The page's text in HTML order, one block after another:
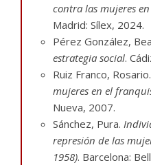
contra las mujeres
Madrid: Sílex, 2024.
Pérez González,
estrategia social.
Ruiz Franco, Rosario.
mujeres en el
Nueva, 2007.
Sánchez, Pura.
represión de las
1958). Barcelona: